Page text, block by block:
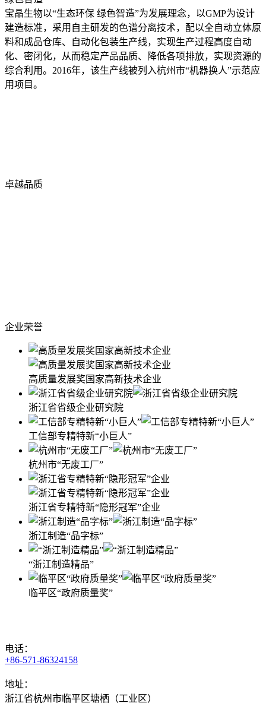
宝晶生物以“生态环保 绿色智造”为发展理念，以GMP为设计
建造标准，采用自主研发的色谱分离技术，配以全自动立体原
料和成品仓库、自动化包装生产线，实现生产过程高度自动
化、密闭化，从而稳定产品品质、降低各项排放，实现资源的
综合利用。2016年，该生产线被列入杭州市“机器换人”示范应
用项目。
卓越品质
企业荣誉
高质量发展奖国家高新技术企业
浙江省省级企业研究院
工信部专精特新“小巨人”
杭州市“无废工厂”
浙江省专精特新“隐形冠军”企业
浙江制造“品字标”
“浙江制造精品”
临平区“政府质量奖”
电话：
+86-571-86324158
地址：
浙江省杭州市临平区塘栖（工业区）